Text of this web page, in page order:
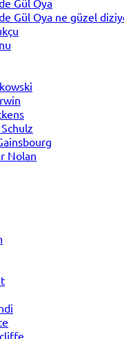
Gül Oya
Gül Oya ne güzel
Nolan